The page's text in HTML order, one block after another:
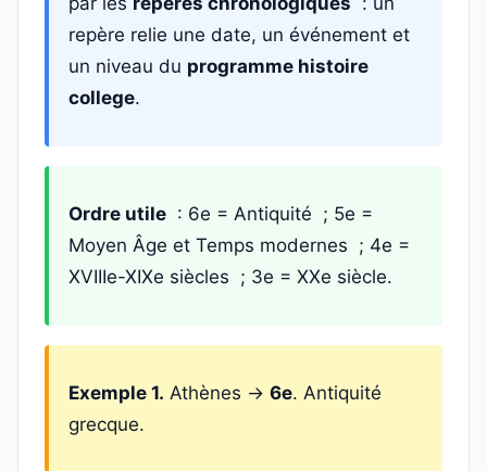
repère relie une date, un événement et
un niveau du programme histoire
college.
Ordre utile : 6e = Antiquité ; 5e =
Moyen Âge et Temps modernes ; 4e =
XVIIIe-XIXe siècles ; 3e = XXe siècle.
Exemple 1. Athènes → 6e. Antiquité
grecque.